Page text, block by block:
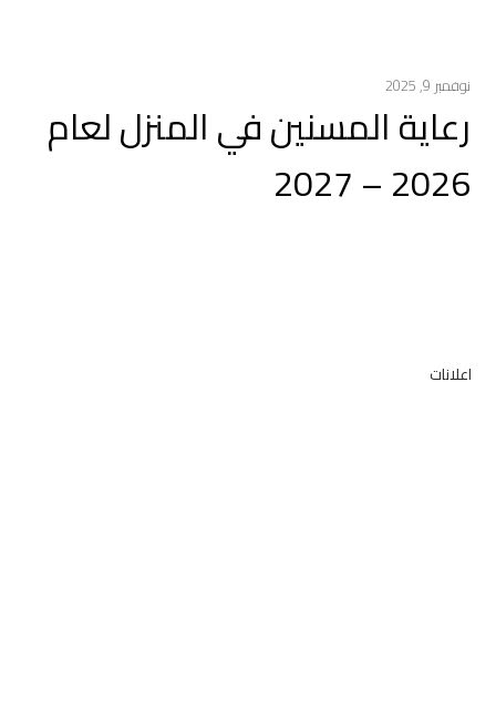
نوفمبر 9, 2025
رعاية المسنين في المنزل لعام
2026 – 2027
اعلانات